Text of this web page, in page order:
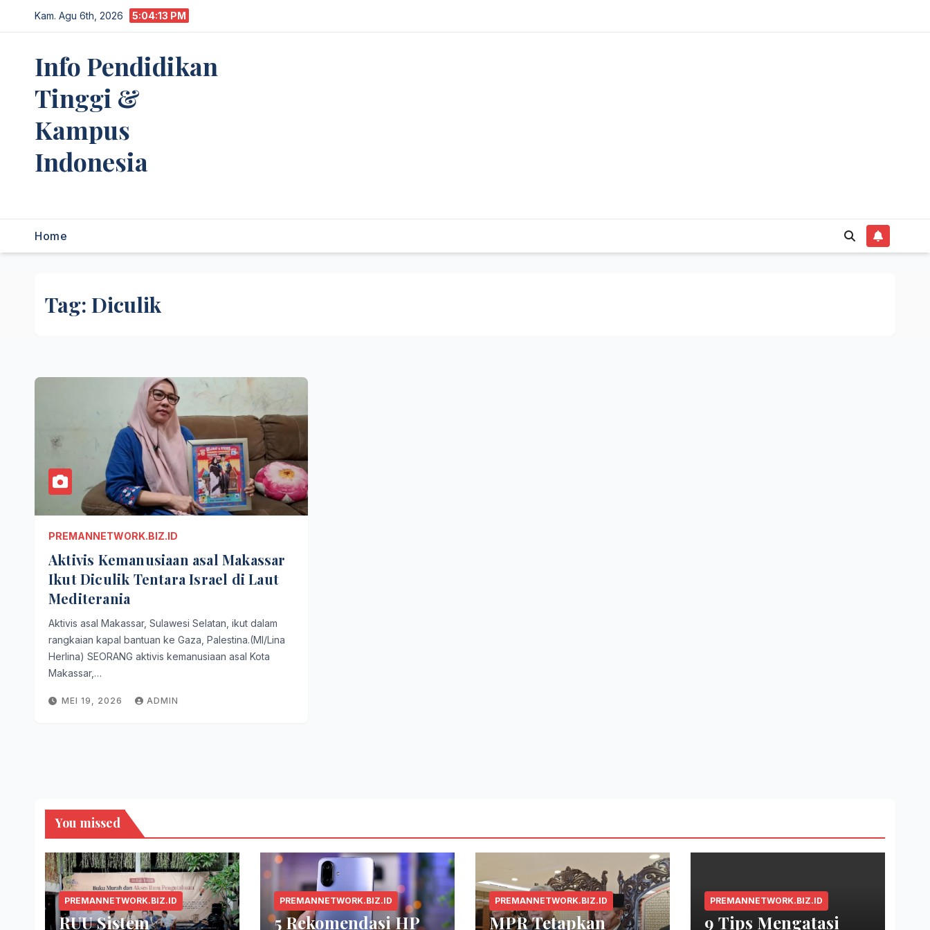
to
Kam. Agu 6th, 2026 5:04:13 PM
Info Pendidikan
Tinggi &
Kampus
Indonesia
Home
Tag: Diculik
PREMANNETWORK.BIZ.ID
Aktivis Kemanusiaan asal Makassar
Ikut Diculik Tentara Israel di Laut
Mediterania
Aktivis asal Makassar, Sulawesi Selatan, ikut dalam
rangkaian kapal bantuan ke Gaza, Palestina.(MI/Lina
Herlina) SEORANG aktivis kemanusiaan asal Kota
Makassar,…
MEI 19, 2026 ADMIN
You missed
PREMANNETWORK.BIZ.ID
RUU Sistem
PREMANNETWORK.BIZ.ID
5 Rekomendasi HP
PREMANNETWORK.BIZ.ID
MPR Tetapkan
PREMANNETWORK.BIZ.ID
9 Tips Mengatasi